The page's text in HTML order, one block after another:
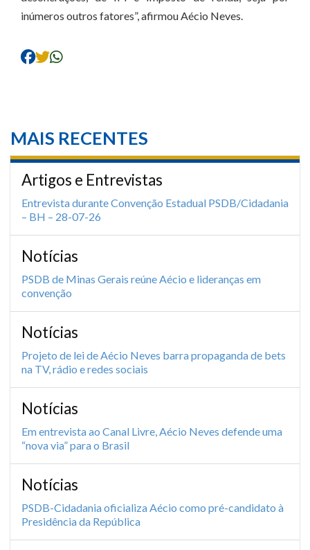
inúmeros outros fatores”, afirmou Aécio Neves.
MAIS RECENTES
Artigos e Entrevistas
Entrevista durante Convenção Estadual PSDB/Cidadania
– BH – 28-07-26
Notícias
PSDB de Minas Gerais reúne Aécio e lideranças em
convenção
Notícias
Projeto de lei de Aécio Neves barra propaganda de bets
na TV, rádio e redes sociais
Notícias
Em entrevista ao Canal Livre, Aécio Neves defende uma
“nova via” para o Brasil
Notícias
PSDB-Cidadania oficializa Aécio como pré-candidato à
Presidência da República